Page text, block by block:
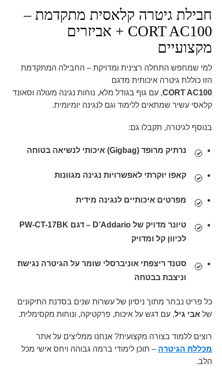
חבילת גיטרה קלאסית מתקדמת –
CORT AC100 + אביזרים
מקצועיים
למי שמחפש התחלה רצינית ומדויקת – החבילה המתקדמת
הזו כוללת גיטרה איכותית מדגם
CORT AC100, עם גוף בגודל מלא, נוחות נגינה מעולה וסאונד
קלאסי עשיר שמתאים ללימוד וגם לנגינה יומיומית.
בנוסף לגיטרה, תקבלו גם:
נרתיק מרופד (Gigbag) איכותי לנשיאה בטוחה
קאפו יוקרתי לאפשרויות נגינה מגוונות
מפרטים איכותיים לנגינה מידית
טיונר מדויק של D’Addario – דגם PW-CT-17BK
לכיוון קל ומדויק
סטנד ריצפתי אוניברסלי שומר על הגיטרה נגישת
וניצבת בבטחה
כל פריט נבחר מתוך ניסיון של עשרות שנים בסדנת התיקונים
של אבי גיל, עם דגש על איכות, פרקטיקה, ונוחות מקסימלית.
רוצים ללמוד בצורה מקצועית? אנחנו ממליצים על אתר
מכללת הגיטרה – תוכן לימודי ברמה גבוהה ויחס אישי מכל
הלב.